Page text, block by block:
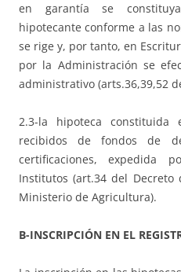
en garantía se
hipotecante conforme a las
se rige y, por tanto, en
por la Administración se
administrativo (arts.36,39,52
2.3-la hipoteca constituida
recibidos de fondos de
certificaciones, expedida
Institutos (art.34 del
Ministerio de Agricultura).
B-INSCRIPCIÓN EN EL